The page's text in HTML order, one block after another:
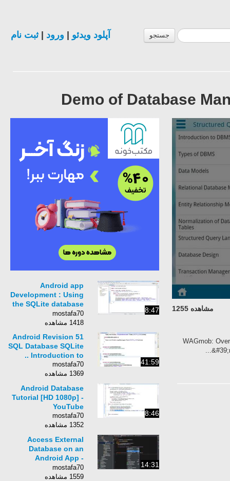
جستجو آپلود ویدئو ورود |ثبت نام
Demo of Database
مشاهده 1255
★ ★ ★ ★ ★
8:47
Android app
Development : Using
the SQLite database
in ...
mostafa70
1418 مشاهده
41:59
51 Android Revision
SQL Database SQLite
Introduction to ..
mostafa70
1369 مشاهده
8:46
Android Database
Tutorial [HD 1080p] -
YouTube
mostafa70
1352 مشاهده
14:31
Access External
Database on an
Android App -
YouTube
mostafa70
1559 مشاهده